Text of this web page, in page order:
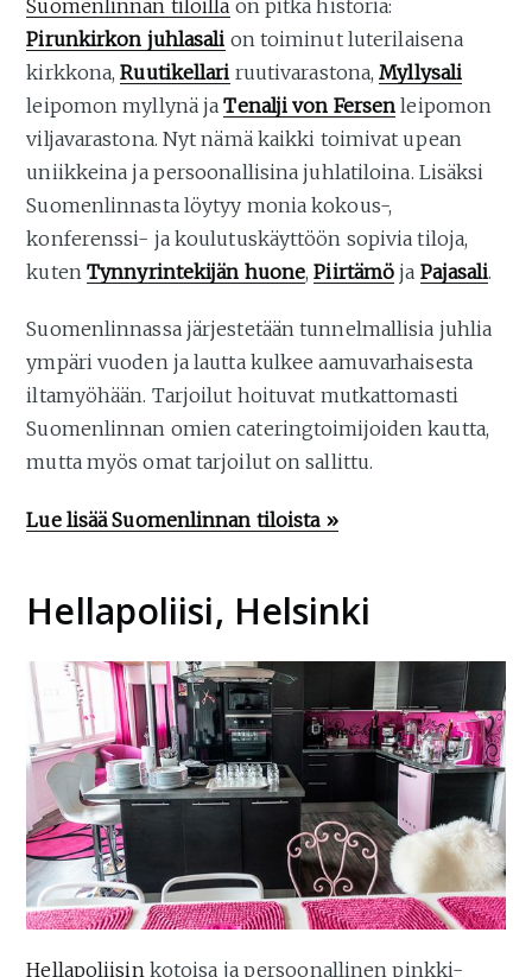
Suomenlinnan tiloilla on pitkä historia:
Pirunkirkon juhlasali on toiminut luterilaisena
kirkkona,Ruutikellari ruutivarastona,Myllysali
leipomon myllynä jaTenalji von Fersen leipomon
viljavarastona. Nyt nämä kaikki toimivat upean
uniikkeina ja persoonallisina juhlatiloina. Lisäksi
Suomenlinnasta löytyy monia kokous-,
konferenssi- ja koulutuskäyttöön sopivia tiloja,
kuten Tynnyrintekijän huone,Piirtämö ja Pajasali.
Suomenlinnassa järjestetään tunnelmallisia juhlia
ympäri vuoden ja lautta kulkee aamuvarhaisesta
iltamyöhään. Tarjoilut hoituvat mutkattomasti
Suomenlinnan omien cateringtoimijoiden kautta,
mutta myös omat tarjoilut on sallittu.
Lue lisää Suomenlinnan tiloista »
Hellapoliisi, Helsinki
Hellapoliisinkotoisa ja persoonallinen pinkki-